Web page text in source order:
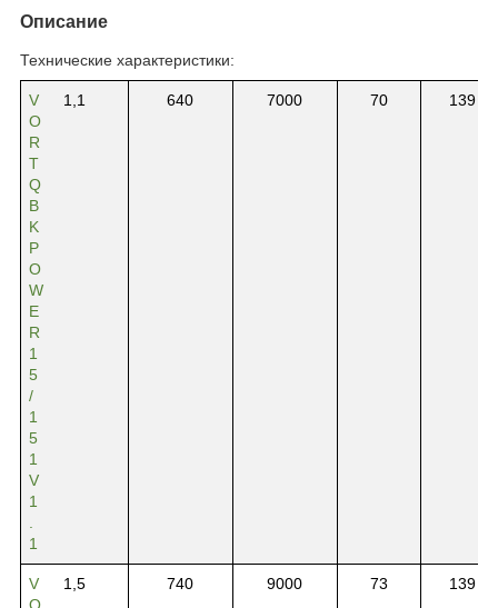
Описание
Технические характеристики:
V
O
R
T
Q
B
K
P
O
W
E
R
1
5
/
1
5
1
V
1
1
1,1 640 7000 70 139
V
O
1,5 740 9000 73 139